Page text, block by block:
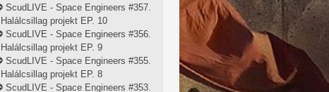
ScudLIVE - Space Engineers #357.
| Halálcsillag projekt EP. 10
ScudLIVE - Space Engineers #356.
| Halálcsillag projekt EP. 9
ScudLIVE - Space Engineers #355.
| Halálcsillag projekt EP. 8
ScudLIVE - Space Engineers #353.